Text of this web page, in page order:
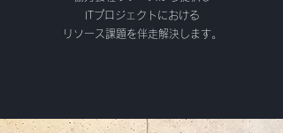
ITプロジェクトにおける
リソース課題を伴走解決します。